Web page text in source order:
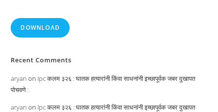
DOWNLOAD
Recent Comments
aryan on Ipc कलम ३२६ : घातक हत्यारांनी किंवा साधनांनी इच्छापूर्वक जबर दुखापत
पोचवणे :
aryan on Ipc कलम ३२६ : घातक हत्यारांनी किंवा साधनांनी इच्छापूर्वक जबर दुखापत